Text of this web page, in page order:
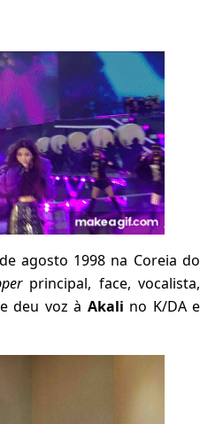
agosto 1998 na Coreia do
principal, face, vocalista,
deu voz à Akali no K/DA e